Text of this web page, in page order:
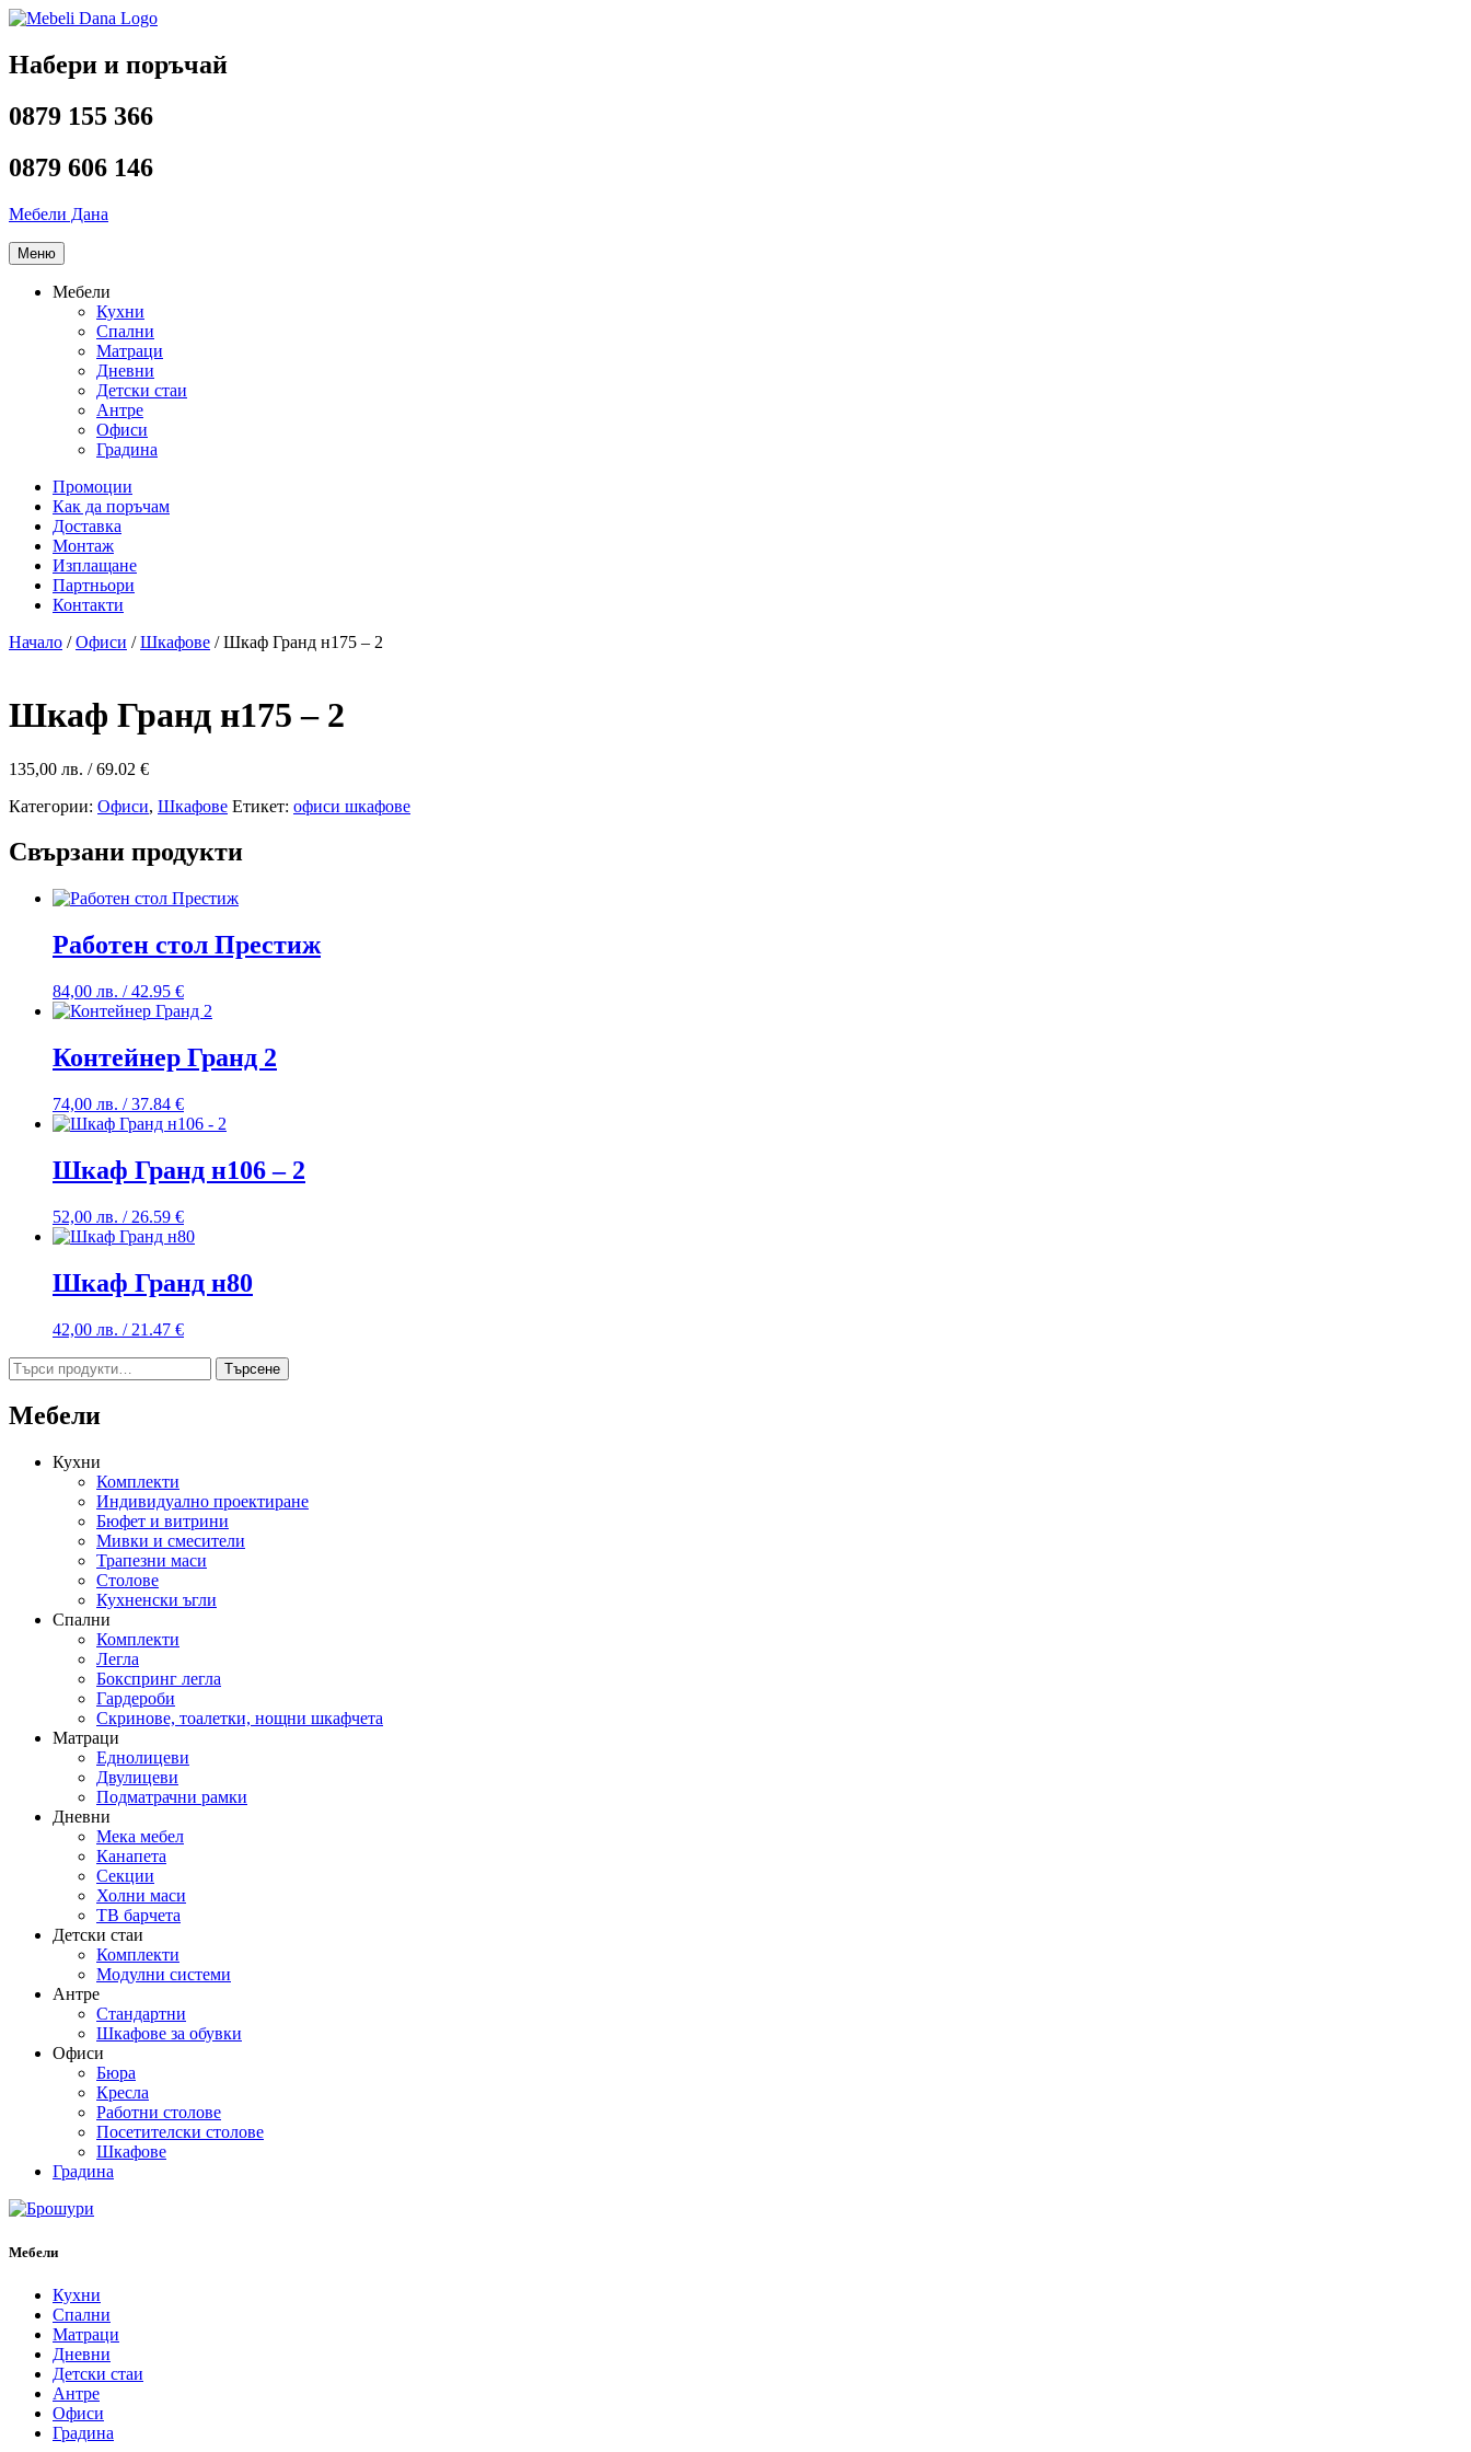
Напред
съдържанието
Набери и поръчай
0879 155 366
0879 606 146
Мебели Дана
Меню
Мебели
Кухни
Спални
Матраци
Дневни
Детски стаи
Антре
Офиси
Градина
Промоции
Как да поръчам
Доставка
Монтаж
Изплащане
Партньори
Контакти
Начало /Офиси /Шкафове / Шкаф Гранд н175 – 2
Шкаф Гранд н175 – 2
135,00 лв. / 69.02 €
Категории: Офиси, Шкафове Етикет: офиси шкафове
Свързани продукти
Работен стол Престиж
84,00 лв. / 42.95 €
Контейнер Гранд 2
74,00 лв. / 37.84 €
Шкаф Гранд н106 – 2
52,00 лв. / 26.59 €
Шкаф Гранд н80
42,00 лв. / 21.47 €
Търсене
за:
Търсене
Мебели
Кухни
Комплекти
Индивидуално проектиране
Бюфет и витрини
Мивки и смесители
Трапезни маси
Столове
Кухненски ъгли
Спални
Комплекти
Легла
Бокспринг легла
Гардероби
Скринове, тоалетки, нощни шкафчета
Матраци
Еднолицеви
Двулицеви
Подматрачни рамки
Дневни
Мека мебел
Канапета
Секции
Холни маси
ТВ барчета
Детски стаи
Комплекти
Модулни системи
Антре
Стандартни
Шкафове за обувки
Офиси
Бюра
Кресла
Работни столове
Посетителски столове
Шкафове
Градина
Мебели
Кухни
Спални
Матраци
Дневни
Детски стаи
Антре
Офиси
Градина